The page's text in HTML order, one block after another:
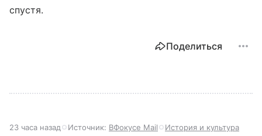
спустя.
Поделиться
23 часа назад Источник: ВФокусе Mail История и культура